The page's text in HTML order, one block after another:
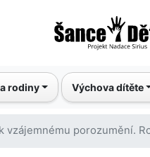
k
rodiny Výchova dítěte
vzájemnému porozumění.